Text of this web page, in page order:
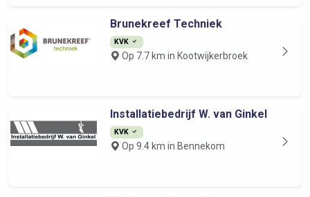
Brunekreef Techniek
KVK
Op 7.7 km in Kootwijkerbroek
Installatiebedrijf W. van Ginkel
KVK
Op 9.4 km in Bennekom